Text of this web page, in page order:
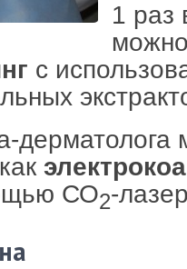
1 раз
с
дерматолога
СО2-